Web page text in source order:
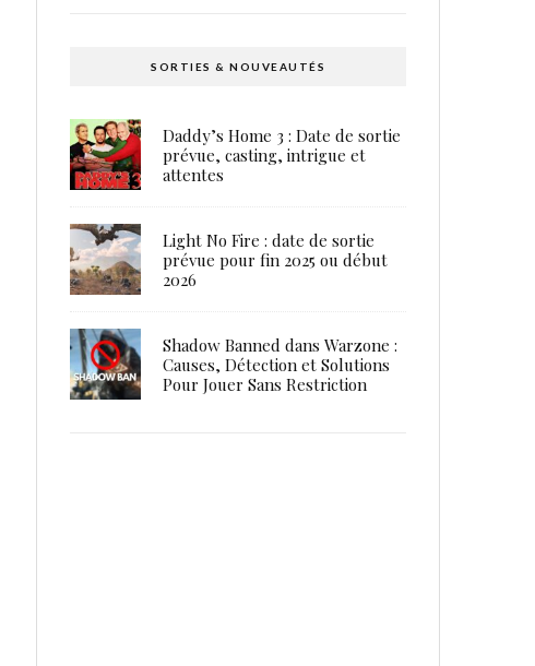
SORTIES & NOUVEAUTÉS
Daddy’s Home 3 : Date de sortie
prévue, casting, intrigue et
attentes
Light No Fire : date de sortie
prévue pour fin 2025 ou début
2026
Shadow Banned dans Warzone :
Causes, Détection et Solutions
Pour Jouer Sans Restriction